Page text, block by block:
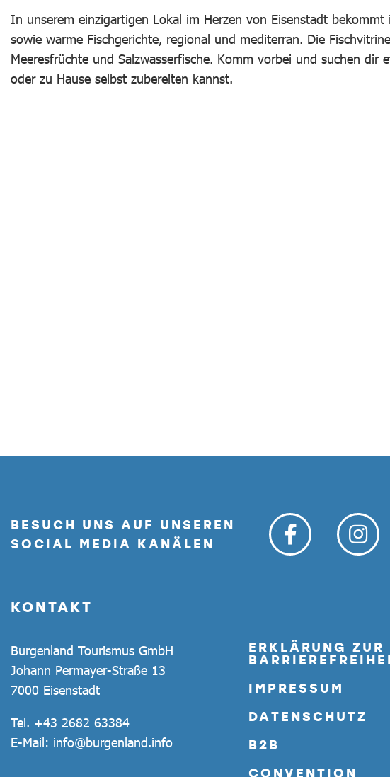
In unserem einzigartigen Lokal im Herzen von Eisenstadt bekommt
sowie warme Fischgerichte, regional und mediterran. Die
Meeresfrüchte und Salzwasserfische. Komm vorbei und suchen dir
oder zu Hause selbst zubereiten kannst.
BESUCH UNS AUF UNSEREN
SOCIAL MEDIA KANÄLEN
KONTAKT
Burgenland Tourismus GmbH
Johann Permayer-Straße 13
7000 Eisenstadt
Tel. +43 2682 63384
E-Mail: info@burgenland.info
ERKLÄRUNG ZUR
IMPRESSUM
DATENSCHUTZ
B2B
CONVENTION